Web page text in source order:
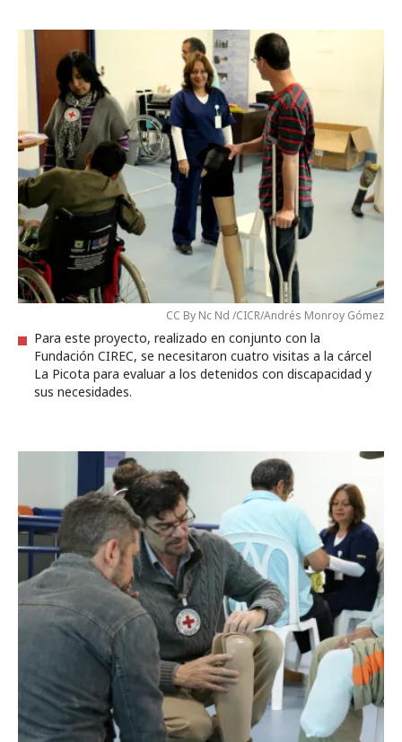
CC By Nc Nd /CICR/Andrés Monroy Gómez
Para este proyecto, realizado en conjunto con la
Fundación CIREC, se necesitaron cuatro visitas a la cárcel
La Picota para evaluar a los detenidos con discapacidad y
sus necesidades.